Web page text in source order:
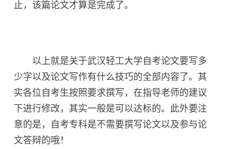
止，该篇论文才算是完成了。
以上就是关于武汉轻工大学自考论文要写多
少字以及论文写作有什么技巧的全部内容了。其
实各位自考生按照要求撰写，在指导老师的建议
下进行修改，其实一般是可以达标的。此外要注
意的是，自考专科是不需要撰写论文以及参与论
文答辩的哦！